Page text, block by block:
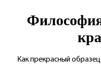
Как прекрасный